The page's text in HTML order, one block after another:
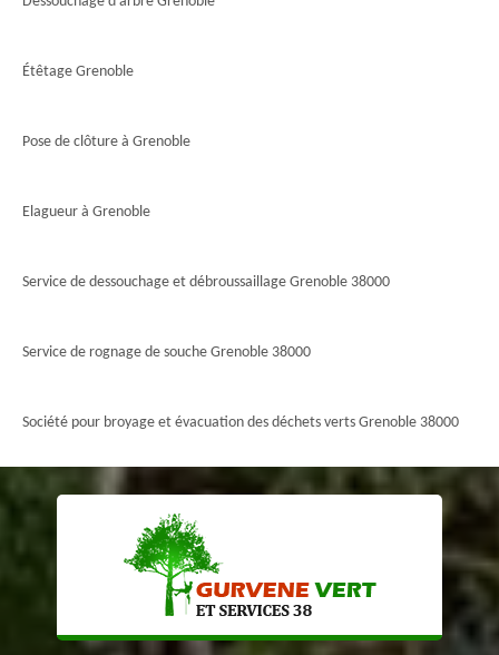
Étêtage Grenoble
Pose de clôture à Grenoble
Elagueur à Grenoble
Service de dessouchage et débroussaillage Grenoble 38000
Service de rognage de souche Grenoble 38000
Société pour broyage et évacuation des déchets verts Grenoble 38000